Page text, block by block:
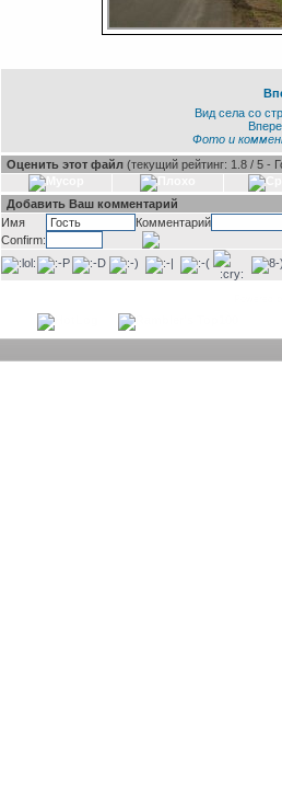
Вид села со
Фото и
Оценить этот файл (текущий рейтинг: 1.8 / 5 -
Добавить Ваш комментарий
Имя
Комментарий
Confirm: